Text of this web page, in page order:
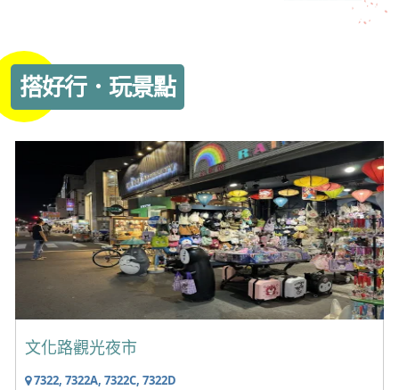
搭好行．玩景點
文化路觀光夜市
7322, 7322A, 7322C, 7322D